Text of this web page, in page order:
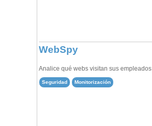
WebSpy
Analice qué webs visitan sus empleados
Seguridad Monitorización